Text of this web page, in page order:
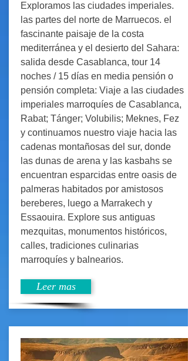
Exploramos las ciudades imperiales.
las partes del norte de Marruecos. el
fascinante paisaje de la costa
mediterránea y el desierto del Sahara:
salida desde Casablanca, tour 14
noches / 15 días en media pensión o
pensión completa: Viaje a las ciudades
imperiales marroquíes de Casablanca,
Rabat; Tánger; Volubilis; Meknes, Fez
y continuamos nuestro viaje hacia las
cadenas montañosas del sur, donde
las dunas de arena y las kasbahs se
encuentran esparcidas entre oasis de
palmeras habitados por amistosos
bereberes, luego a Marrakech y
Essaouira. Explore sus antiguas
mezquitas, monumentos históricos,
calles, tradiciones culinarias
marroquíes y balnearios.
Leer mas